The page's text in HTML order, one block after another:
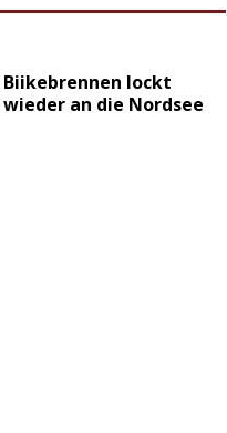
Biikebrennen lockt
wieder an die Nordsee